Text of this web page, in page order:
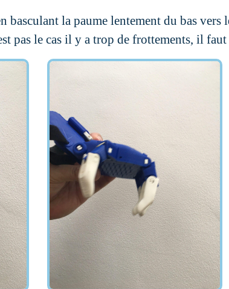
basculant la paume lentement du bas
pas le cas il y a trop de frottements, il